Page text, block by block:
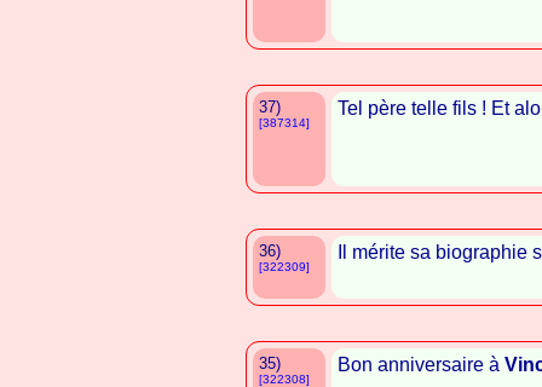
37)
[387314]
Tel père telle fils ! Et
36)
[322309]
Il mérite sa biographie
35)
[322308]
Bon anniversaire à